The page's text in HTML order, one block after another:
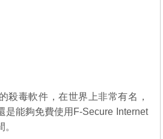
殺毒軟件，在世界上非常有名，
是能夠免費使用F-Secure Internet